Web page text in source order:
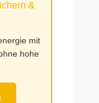
&
mit
hohe